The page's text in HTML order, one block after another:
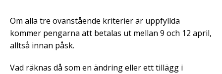
Om alla tre ovanstående kriterier är uppfyllda
kommer pengarna att betalas ut mellan 9 och 12 april,
alltså innan påsk.
Vad räknas då som en ändring eller ett tillägg i